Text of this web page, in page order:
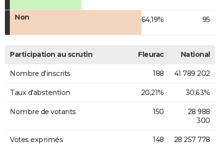
Non 64,19% 95
Participation au scrutin Fleurac National
Nombre d'inscrits 188 41 789 202
Taux d'abstention 20,21% 30,63%
Nombre de votants 150
28 988
300
Votes exprimés 148 28 257 778